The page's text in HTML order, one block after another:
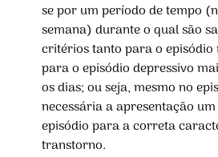
se por um período de tempo
semana) durante o qual são
critérios tanto para o
para o episódio depressivo
os dias; ou seja, mesmo no
necessária a apresentação
episódio para a correta
transtorno.